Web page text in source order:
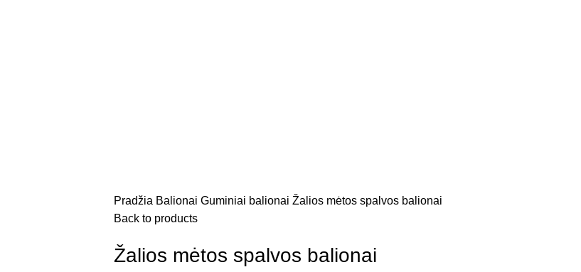
Pradžia Balionai Guminiai balionai Žalios mėtos spalvos balionai
Back to products
Žalios mėtos spalvos balionai